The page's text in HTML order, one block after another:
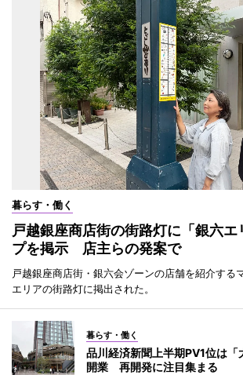
暮らす・働く
戸越銀座商店街の街路灯に「銀六エ
プを掲示 店主らの発案で
戸越銀座商店街・銀六会ゾーンの店舗を紹介する
エリアの街路灯に掲出された。
暮らす・働く
品川経済新聞上半期PV1位は「
開業 再開発に注目集まる